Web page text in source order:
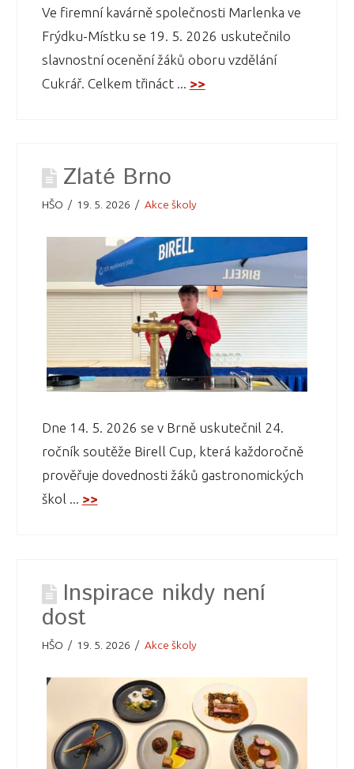
Ve firemní kavárně společnosti Marlenka ve
Frýdku-Místku se 19. 5. 2026 uskutečnilo
slavnostní ocenění žáků oboru vzdělání
Cukrář. Celkem třináct ... >>
Zlaté Brno
HŠO 19. 5. 2026 Akce školy
Dne 14. 5. 2026 se v Brně uskutečnil 24.
ročník soutěže Birell Cup, která každoročně
prověřuje dovednosti žáků gastronomických
škol ... >>
Inspirace nikdy není
dost
HŠO 19. 5. 2026 Akce školy